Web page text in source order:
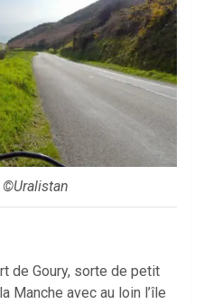
©Uralistan
de Goury, sorte de petit
Manche avec au loin l’île